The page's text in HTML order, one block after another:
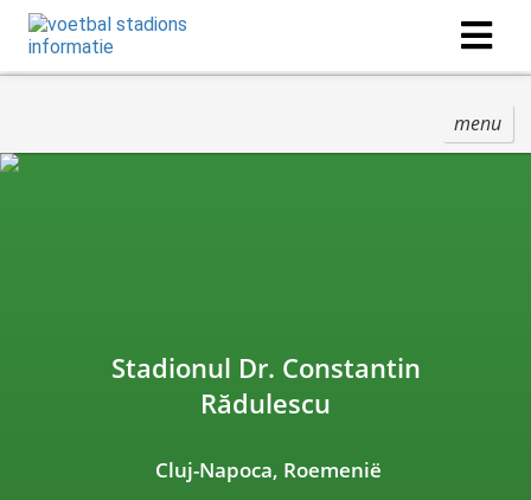
menu
Stadionul Dr. Constantin
Rădulescu
Cluj-Napoca, Roemenië